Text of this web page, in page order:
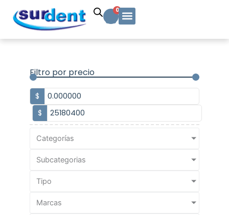
contenido
0
Carrito
Filtro por precio
$
$
Categorías
Subcategorias
Tipo
Marcas